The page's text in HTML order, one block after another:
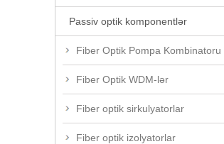
Passiv optik komponentlər
Fiber Optik Pompa Kombinatoru
Fiber Optik WDM-lər
Fiber optik sirkulyatorlar
Fiber optik izolyatorlar